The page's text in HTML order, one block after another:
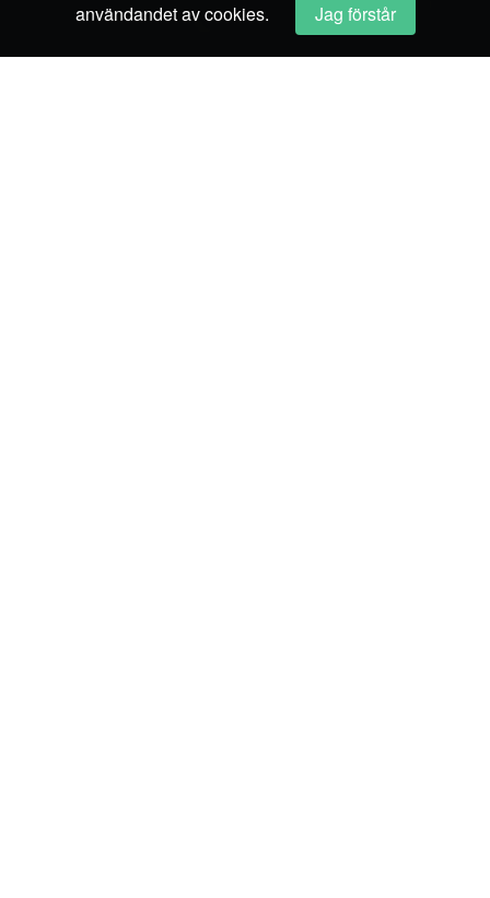
användandet av cookies.
Jag förstår